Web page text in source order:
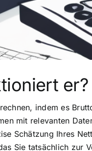
er?
indem es
mit relevanten
Schätzung Ihres
Sie tatsächlich zur